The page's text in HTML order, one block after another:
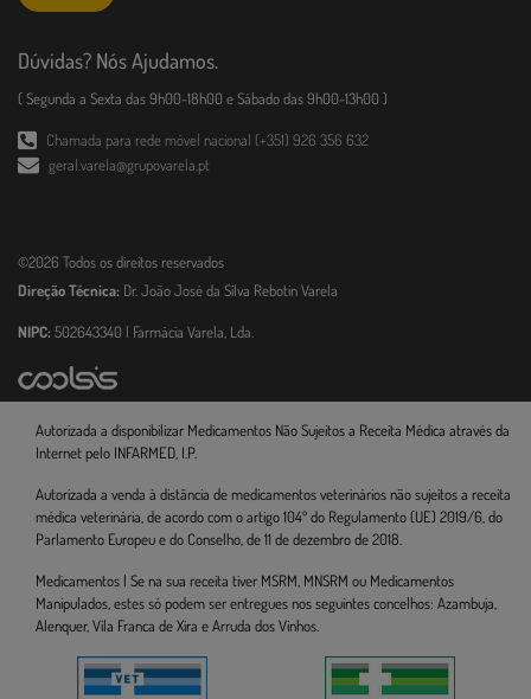
Dúvidas? Nós Ajudamos.
( Segunda a Sexta das 9h00-18h00 e Sábado das 9h00-13h00 )
Chamada para rede móvel nacional (+351) 926 356 632
geral.varela@grupovarela.pt
©2026 Todos os direitos reservados
Direção Técnica: Dr. João José da Silva Rebotin Varela
NIPC: 502643340 | Farmácia Varela, Lda.
Autorizada a disponibilizar Medicamentos Não Sujeitos a Receita Médica através da
Internet pelo INFARMED, I.P.
Autorizada a venda à distância de medicamentos veterinários não sujeitos a receita
médica veterinária, de acordo com o artigo 104º do Regulamento (UE) 2019/6, do
Parlamento Europeu e do Conselho, de 11 de dezembro de 2018.
Medicamentos | Se na sua receita tiver MSRM, MNSRM ou Medicamentos
Manipulados, estes só podem ser entregues nos seguintes concelhos: Azambuja,
Alenquer, Vila Franca de Xira e Arruda dos Vinhos.